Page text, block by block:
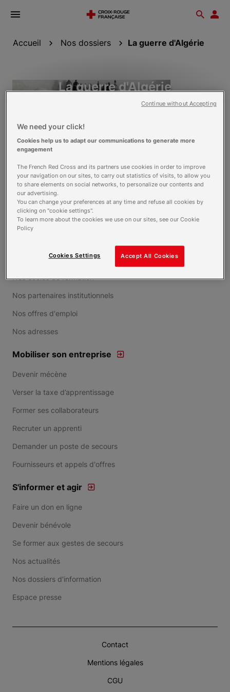
Ouvrir
Accueil Nos dossiers La guerre d'Algérie
La guerre d'Algérie
Découvrir
Notre mouvement international
Notre organisation et son fonctionnement
Notre histoire et nos archives
Nos actions en France
Nos écoles de formation
Nos partenaires institutionnels
Nos offres d'emploi
Nos adresses
Mobiliser son entreprise
Devenir mécène
Verser la taxe d’apprentissage
Former ses collaborateurs
Recruter un apprenti
Demander un poste de secours
Fournisseurs et appels d'offres
S'informer et agir
Faire un don en ligne
Devenir bénévole
Se former aux gestes de secours
Nos actualités
Nos dossiers d'information
Espace presse
Contact
Mentions légales
CGU
We need your click!
Cookies help us to adapt our communications to generate more
engagement
The French Red Cross and its partners use cookies in order to improve
your navigation on our sites, to carry out statistics of visits, to allow you
to share elements on social networks, to personalize our contents and
our advertising.
You can change your preferences at any time and refuse all cookies by
clicking on "cookie settings".
To learn more about the cookies we use on our sites, see our Cookie
Policy
Accept All Cookies
Cookies Settings
Continue without Accepting